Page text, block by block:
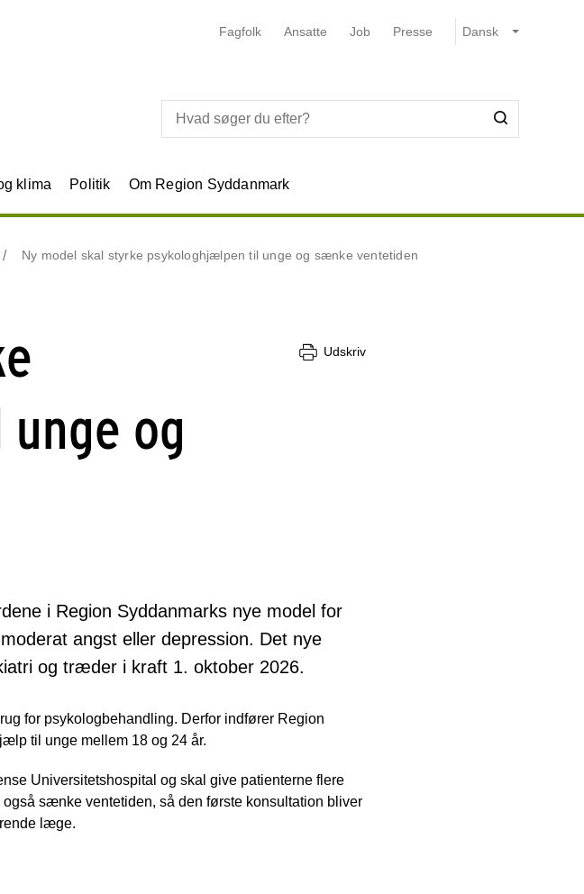
Fagfolk Ansatte Job Presse
klima Politik Om Region Syddanmark
Ny model skal styrke psykologhjælpen til unge og sænke ventetiden
og
Udskriv
i Region Syddanmarks nye model for
angst eller depression. Det nye
og træder i kraft 1. oktober 2026.
for psykologbehandling. Derfor indfører Region
til unge mellem 18 og 24 år.
Universitetshospital og skal give patienterne flere
sænke ventetiden, så den første konsultation bliver
læge.